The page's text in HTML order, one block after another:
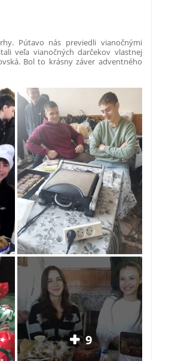
Pútavo nás previedli vianočnými
veľa vianočných darčekov vlastnej
Bol to krásny záver adventného
9